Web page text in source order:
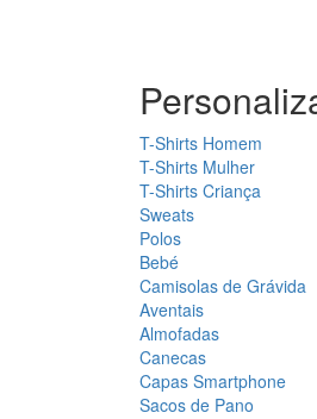
T-Shirts Homem
T-Shirts Mulher
T-Shirts Criança
Sweats
Polos
Bebé
Camisolas de Grávida
Aventais
Almofadas
Canecas
Capas Smartphone
Sacos de Pano